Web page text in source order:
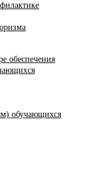
обеспечения
обучающихся